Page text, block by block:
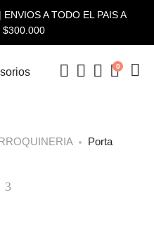
A TODO EL PAIS A
$300.000
0
Porta